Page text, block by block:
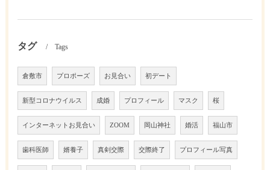
タグ Tags
倉敷市 プロポーズ お見合い 初デート
新型コロナウイルス 成婚 プロフィール マスク 桜
インターネットお見合い ZOOM 岡山神社 婚活 福山市
歯科医師 婿養子 真剣交際 交際終了 プロフィール写真